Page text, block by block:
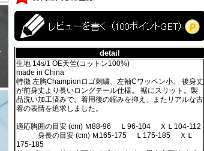
detail
生地 14s/1 OE天竺(コットン100%)
made in China
特徴 左胸Championロゴ刺繍、左袖Cワッペン小。 後身丈
が前身丈より長いロングテール仕様。 裾にスリット。製
品洗い加工済みで、着用後の縮みを抑え、またリアルな古
着の表情を追求しました。
適応胸囲の目安 (cm) Ｍ88-96 Ｌ96-104 ＸＬ104-112
身長の目安 (cm) Ｍ165-175 Ｌ175-185 ＸＬ
175-185